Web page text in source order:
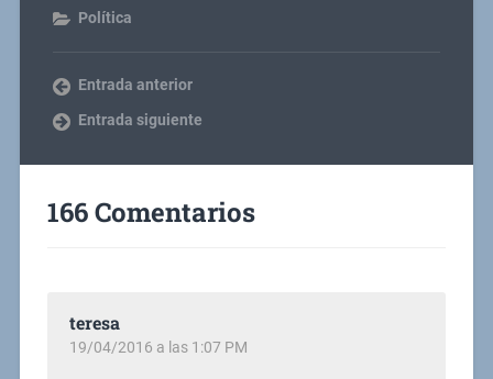
Política
Entrada anterior
Entrada siguiente
166 Comentarios
teresa
19/04/2016 a las 1:07 PM